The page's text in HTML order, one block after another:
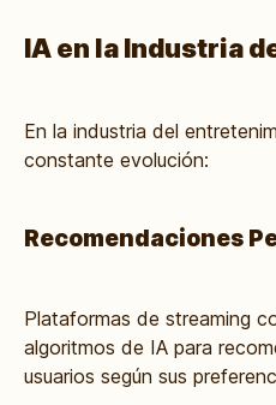
IA en la Industria
En la industria del
constante evolución:
Recomendaciones
Plataformas de streaming
algoritmos de IA para
usuarios según sus